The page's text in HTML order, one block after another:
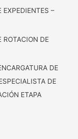
EXPEDIENTES –
ROTACION DE
DE
DE
ETAPA